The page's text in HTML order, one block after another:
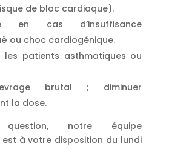
de bloc cardiaque).
en cas d’insuffisance
ou choc cardiogénique.
les patients asthmatiques ou
brutal ; diminuer
la dose.
notre équipe
à votre disposition du lundi